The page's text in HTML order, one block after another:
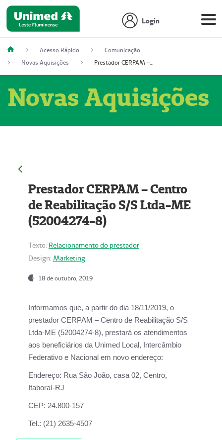
Login
Acesso Rápido
Comunicação
Novas Aquisições
Prestador CERPAM – Centro de Reabilitação S/S Ltda-ME (52004274-8)
Novas Aquisições
Prestador CERPAM – Centro
de Reabilitação S/S Ltda-ME
(52004274-8)
Texto: Relacionamento do prestador
Design: Marketing
18 de outubro, 2019
Informamos que, a partir do dia 18/11/2019, o
prestador CERPAM – Centro de Reabilitação S/S
Ltda-ME (52004274-8), prestará os atendimentos
aos beneficiários da Unimed Local, Intercâmbio
Federativo e Nacional em novo endereço:
Endereço: Rua São João, casa 02, Centro,
Itaboraí-RJ
CEP: 24.800-157
Tel.: (21) 2635-4507